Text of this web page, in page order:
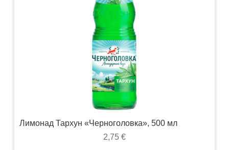
Лимонад Тархун «Черноголовка», 500 мл
2,75 €